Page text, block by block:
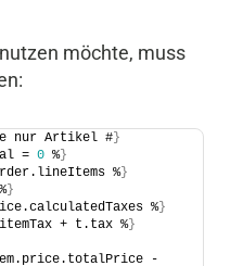
nutzen möchte, muss
nur Artikel # }
= 0 %}
%}
%}
%}
+ t.tax %}
-